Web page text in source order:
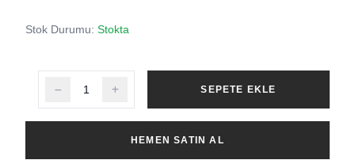
Stok Durumu: Stokta
SEPETE EKLE
HEMEN SATIN AL